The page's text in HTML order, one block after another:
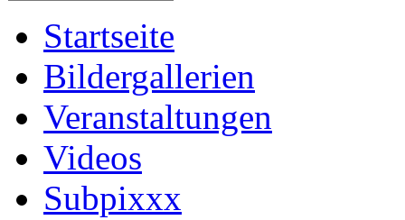
Startseite
Bildergallerien
Veranstaltungen
Videos
Subpixxx